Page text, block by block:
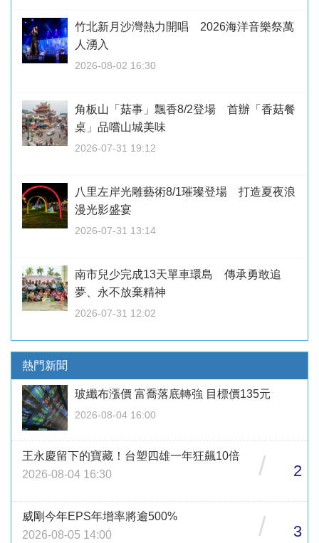
竹北新月沙灣熱力開唱 2026海洋音樂祭萬
人湧入
2026-08-02 16:30
角板山「菇事」飄香8/2登場 首辦「香菇餐
桌」品嚐山城美味
2026-07-31 19:12
八里左岸光雕藝術8/1璀璨登場 打造夏夜浪
漫光影盛宴
2026-07-31 13:14
南市兒少完成13天單車環島 傳承勇敢追
夢、永不放棄精神
2026-07-31 12:02
熱門新聞
玻纖布漲價 富喬落底轉強 目標價135元
2026-08-04 16:00
王永慶留下的寶藏！台塑四雄一年狂飆10倍
2026-08-04 16:30
/ 2
威剛今年EPS年增率將逾500%
2026-08-05 14:00
/ 3